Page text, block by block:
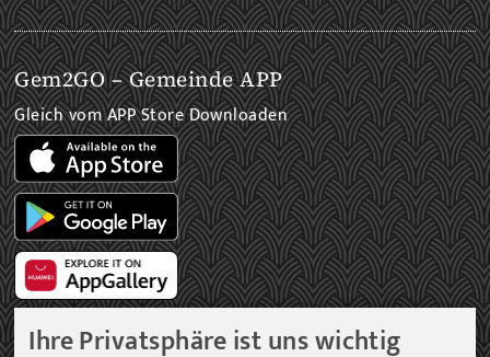
Ihre Privatsphäre ist uns wichtig
Gem2GO – Gemeinde APP
Gleich vom APP Store Downloaden